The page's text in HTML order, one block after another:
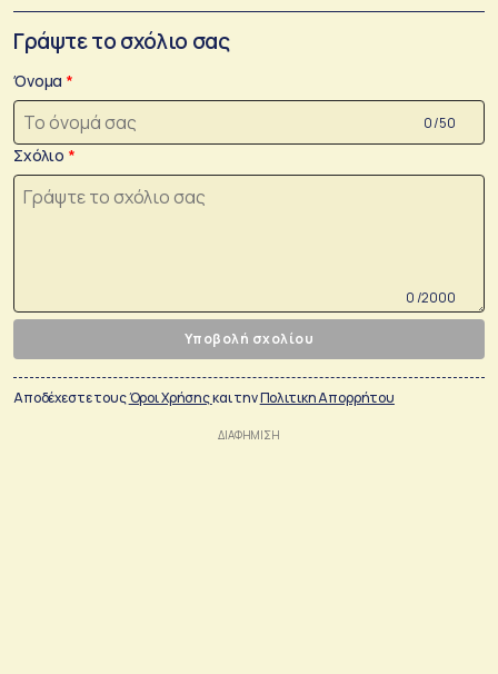
Γράψτε το σχόλιο σας
Όνομα
0 /50
Σχόλιο
0 /2000
Υποβολή σχολίου
Αποδέχεστε τουςΌροι Χρήσηςκαι τηνΠολιτικη Απορρήτου